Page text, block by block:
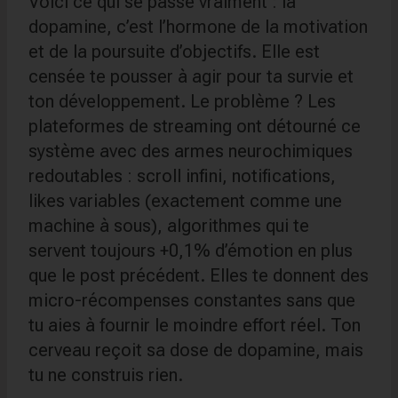
dopamine, c’est l’hormone de la motivation
et de la poursuite d’objectifs. Elle est
censée te pousser à agir pour ta survie et
ton développement. Le problème ? Les
plateformes de streaming ont détourné ce
système avec des armes neurochimiques
redoutables : scroll infini, notifications,
likes variables (exactement comme une
machine à sous), algorithmes qui te
servent toujours +0,1% d’émotion en plus
que le post précédent. Elles te donnent des
micro-récompenses constantes sans que
tu aies à fournir le moindre effort réel. Ton
cerveau reçoit sa dose de dopamine, mais
tu ne construis rien.